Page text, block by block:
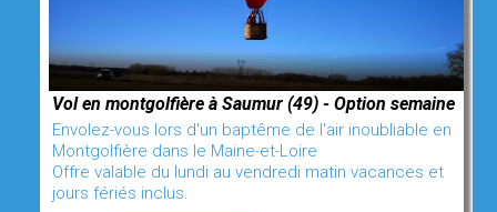
Vol en montgolfière à Saumur (49) - Option semaine
Envolez-vous lors d'un baptême de l'air inoubliable en
Montgolfière dans le Maine-et-Loire
Offre valable du lundi au vendredi matin vacances et
jours fériés inclus.